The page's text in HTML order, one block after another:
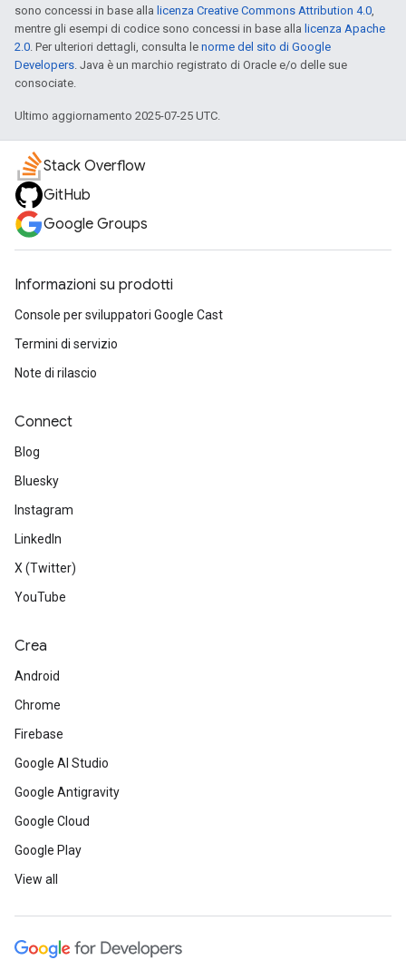
sono concessi in base alla licenza Creative Commons Attribution 4.0,
mentre gli esempi di codice sono concessi in base alla licenza Apache
2.0. Per ulteriori dettagli, consulta le norme del sito di Google
Developers. Java è un marchio registrato di Oracle e/o delle sue
consociate.
Ultimo aggiornamento 2025-07-25 UTC.
Stack Overflow
GitHub
Google Groups
Informazioni su prodotti
Console per sviluppatori Google Cast
Termini di servizio
Note di rilascio
Connect
Blog
Bluesky
Instagram
LinkedIn
X (Twitter)
YouTube
Crea
Android
Chrome
Firebase
Google AI Studio
Google Antigravity
Google Cloud
Google Play
View all